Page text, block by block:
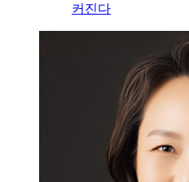
커진다